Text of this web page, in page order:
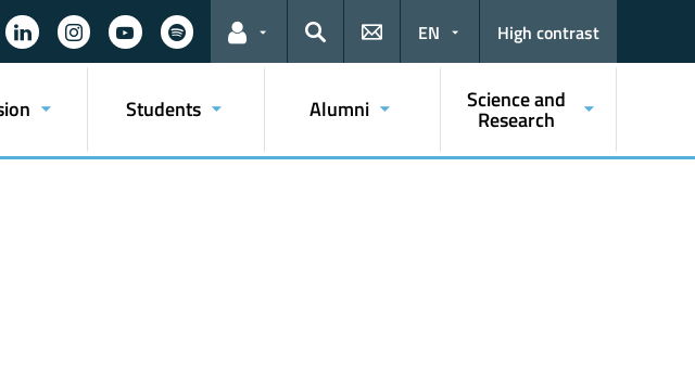
Links for the current user
Search
EN High contrast
Students Alumni Science and
Research